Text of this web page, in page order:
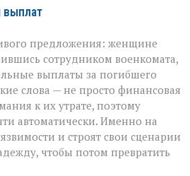
предложения: женщине
сотрудником военкомата,
выплаты за погибшего
слова — не просто финансовая
к их утрате, поэтому
автоматически. Именно на
и строят свои сценарии
чтобы потом превратить